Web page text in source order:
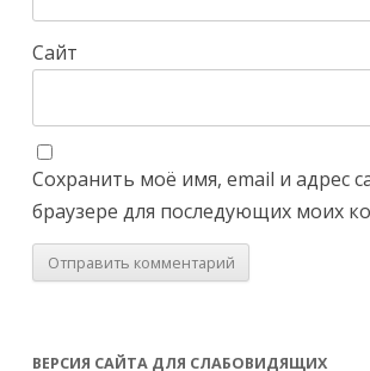
Сайт
Сохранить моё имя, email и адрес
браузере для последующих моих
ВЕРСИЯ САЙТА ДЛЯ СЛАБОВИДЯЩИХ